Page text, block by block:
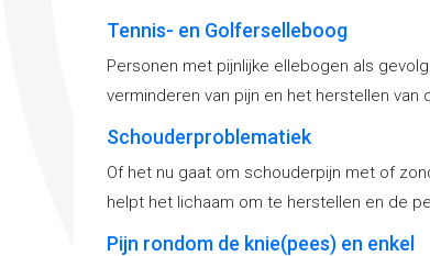
Tennis- en Golferselleboog
Personen met pijnlijke ellebogen als
verminderen van pijn en het herstellen
Schouderproblematiek
Of het nu gaat om schouderpijn met of
helpt het lichaam om te herstellen en de
Pijn rondom de knie(pees) en enkel